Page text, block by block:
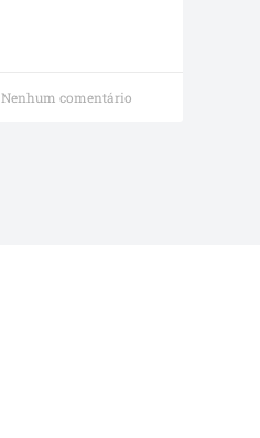
Nenhum comentário